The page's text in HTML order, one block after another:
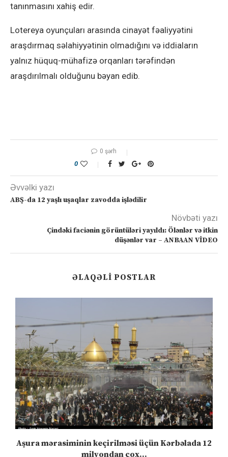
tanınmasını xahiş edir.
Lotereya oyunçuları arasında cinayət fəaliyyətini
araşdırmaq səlahiyyətinin olmadığını və iddiaların
yalnız hüquq-mühafizə orqanları tərəfindən
araşdırılmalı olduğunu bəyan edib.
0 şərh
0
Əvvəlki yazı
ABŞ-da 12 yaşlı uşaqlar zavodda işlədilir
Növbəti yazı
Çindəki faciənin görüntüləri yayıldı: Ölənlər və itkin
düşənlər var – ANBAAN VİDEO
ƏLAQƏLI POSTLAR
Aşura mərasiminin keçirilməsi üçün Kərbəlada 12
milyondan çox...